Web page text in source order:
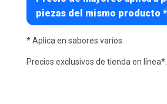
piezas del mismo producto *
* Aplica en sabores varios.
Precios exclusivos de tienda en línea*.